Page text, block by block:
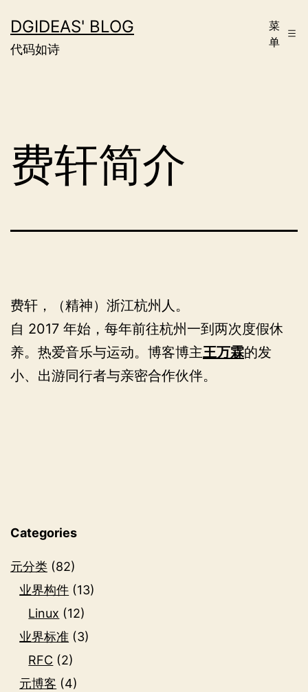
至
内
DGIDEAS' BLOG
代码如诗
菜
单
费轩简介
费轩，（精神）浙江杭州人。
自 2017 年始，每年前往杭州一到两次度假休
养。热爱音乐与运动。博客博主王万霖的发
小、出游同行者与亲密合作伙伴。
Categories
元分类 (82)
业界构件 (13)
Linux (12)
业界标准 (3)
RFC (2)
元博客 (4)